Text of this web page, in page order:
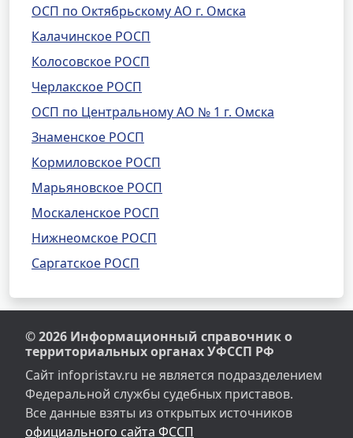
ОСП по Октябрьскому АО г. Омска
Калачинское РОСП
Колосовское РОСП
Черлакское РОСП
ОСП по Центральному АО № 1 г. Омска
Знаменское РОСП
Кормиловское РОСП
Марьяновское РОСП
Москаленское РОСП
Нижнеомское РОСП
Саргатское РОСП
© 2026 Информационный справочник о
территориальных органах УФССП РФ
Сайт infopristav.ru не является подразделением
Федеральной службы судебных приставов.
Все данные взяты из открытых источников
официального сайта ФССП